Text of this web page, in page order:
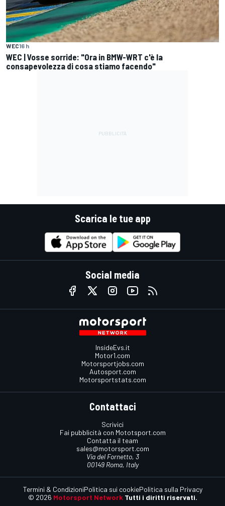
WEC16 h
WEC | Vosse sorride: "Ora in BMW-WRT c'è la
consapevolezza di cosa stiamo facendo"
Scarica le tue app
Social media
InsideEvs.it
Motor1.com
Motorsportjobs.com
Autosport.com
Motorsportstats.com
Contattaci
Scrivici
Fai pubblicità con Mototsport.com
Contatta il team
sales@motorsport.com
Via del Fornetto, 3
00149 Roma, Italy
© 2026 Motorsport Network Tutti i diritti riservati.
Termini & CondizioniPolitica sui cookiePolitica sulla Privacy